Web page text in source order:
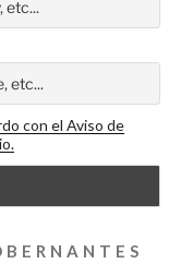
con el Aviso de